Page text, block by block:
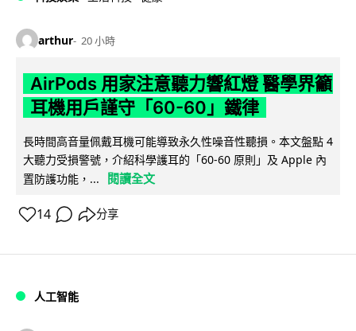
arthur 20 小時
AirPods 用家注意聽力響紅燈 醫學界籲
耳機用戶謹守「60-60」鐵律
長時間高音量佩戴耳機可能導致永久性噪音性聽損。本文盤點 4
大聽力受損警號，介紹科學護耳的「60-60 原則」及 Apple 內
置防護功能，...
閱讀全文
14 分享
人工智能